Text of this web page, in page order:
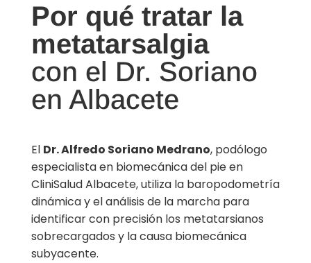
Por qué tratar la
metatarsalgia
con el Dr. Soriano
en Albacete
El Dr. Alfredo Soriano Medrano, podólogo
especialista en biomecánica del pie en
CliniSalud Albacete, utiliza la baropodometría
dinámica y el análisis de la marcha para
identificar con precisión los metatarsianos
sobrecargados y la causa biomecánica
subyacente.